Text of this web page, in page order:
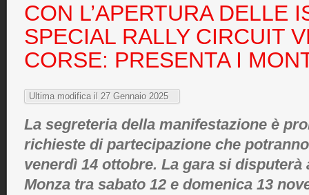
CON L’APERTURA DELLE
SPECIAL RALLY CIRCUIT
CORSE: PRESENTA I
Ultima modifica il 27 Gennaio 2025
La segreteria della manifestazione è
richieste di partecipazione che
venerdì 14 ottobre. La gara si disputerà
Monza tra sabato 12 e domenica 13